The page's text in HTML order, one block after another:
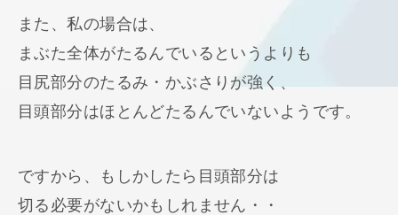
また、私の場合は、
まぶた全体がたるんでいるというよりも
目尻部分のたるみ・かぶさりが強く、
目頭部分はほとんどたるんでいないようです。
ですから、もしかしたら目頭部分は
切る必要がないかもしれません・・